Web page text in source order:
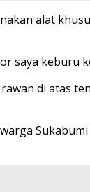
alat
saya keburu
di atas